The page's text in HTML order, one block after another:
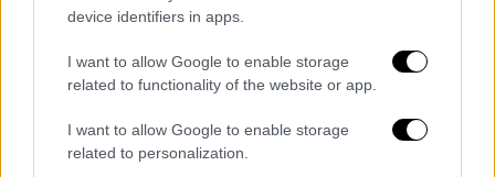
device identifiers in apps.
I want to allow Google to enable storage
related to functionality of the website or app.
I want to allow Google to enable storage
related to personalization.